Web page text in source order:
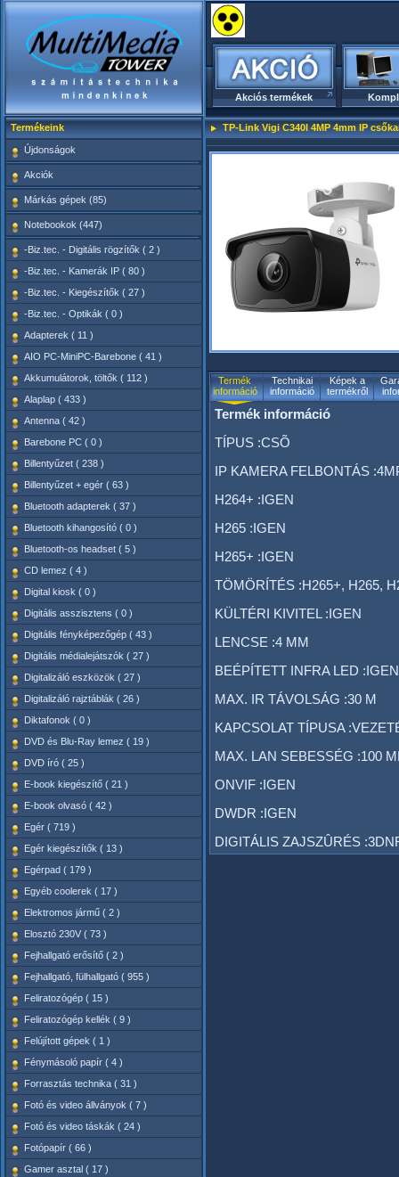
Akciós termékek
Termékeink
Újdonságok
Akciók
Márkás gépek (85)
Notebookok (447)
-Biz.tec. - Digitális rögzítők ( 2 )
-Biz.tec. - Kamerák IP ( 80 )
-Biz.tec. - Kiegészítők ( 27 )
-Biz.tec. - Optikák ( 0 )
Adapterek ( 11 )
AIO PC-MiniPC-Barebone ( 41 )
Akkumulátorok, töltők ( 112 )
Alaplap ( 433 )
Antenna ( 42 )
Barebone PC ( 0 )
Billentyűzet ( 238 )
Billentyűzet + egér ( 63 )
Bluetooth adapterek ( 37 )
Bluetooth kihangosító ( 0 )
Bluetooth-os headset ( 5 )
CD lemez ( 4 )
Digital kiosk ( 0 )
Digitális asszisztens ( 0 )
Digitális fényképezőgép ( 43 )
Digitális médialejátszók ( 27 )
Digitalizáló eszközök ( 27 )
Digitalizáló rajztáblák ( 26 )
Diktafonok ( 0 )
DVD és Blu-Ray lemez ( 19 )
DVD író ( 25 )
E-book kiegészítő ( 21 )
E-book olvasó ( 42 )
Egér ( 719 )
Egér kiegészítők ( 13 )
Egérpad ( 179 )
Egyéb coolerek ( 17 )
Elektromos jármű ( 2 )
Elosztó 230V ( 73 )
Fejhallgató erősítő ( 2 )
Fejhallgató, fülhallgató ( 955 )
Feliratozógép ( 15 )
Feliratozógép kellék ( 9 )
Felújított gépek ( 1 )
Fénymásoló papír ( 4 )
Forrasztás technika ( 31 )
Fotó és video állványok ( 7 )
Fotó és video táskák ( 24 )
Fotópapír ( 66 )
Gamer asztal ( 17 )
TP-Link Vigi C340I 4MP 4mm IP
Termék
információ
Technikai
információ
Képek a
termékről
Termék információ
TÍPUS :CSÕ
IP KAMERA FELBONTÁS
H264+ :IGEN
H265 :IGEN
H265+ :IGEN
TÖMÖRÍTÉS :H265+, H265,
KÜLTÉRI KIVITEL :IGEN
LENCSE :4 MM
BEÉPÍTETT INFRA LED :IGEN
MAX. IR TÁVOLSÁG :30 M
KAPCSOLAT TÍPUSA
MAX. LAN SEBESSÉG :100
ONVIF :IGEN
DWDR :IGEN
DIGITÁLIS ZAJSZÛRÉS